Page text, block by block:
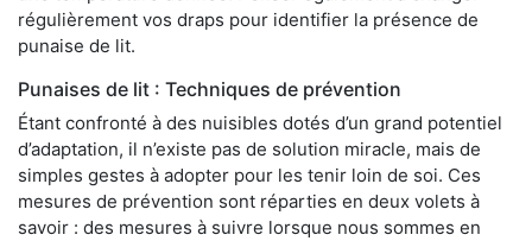
régulièrement vos draps pour identifier la présence de
punaise de lit.
Punaises de lit : Techniques de prévention
Étant confronté à des nuisibles dotés d’un grand potentiel
d’adaptation, il n’existe pas de solution miracle, mais de
simples gestes à adopter pour les tenir loin de soi. Ces
mesures de prévention sont réparties en deux volets à
savoir : des mesures à suivre lorsque nous sommes en